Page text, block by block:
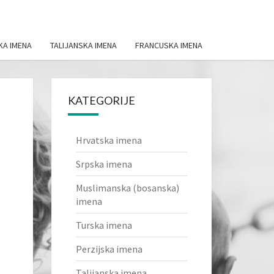
IMENA TALIJANSKA IMENA FRANCUSKA IMENA
KATEGORIJE
Hrvatska imena
Srpska imena
Muslimanska (bosanska)
imena
Turska imena
Perzijska imena